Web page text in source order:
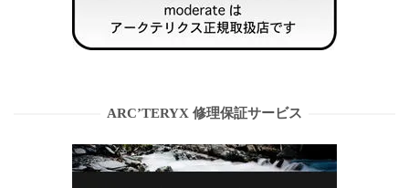
ARC’TERYX 修理保証サービス